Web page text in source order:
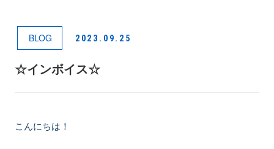
BLOG 2023.09.25
☆インボイス☆
こんにちは！